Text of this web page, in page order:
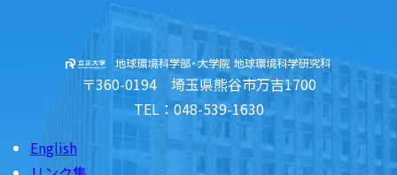
〒360-0194 埼玉県熊谷市万吉1700
TEL：048-539-1630
English